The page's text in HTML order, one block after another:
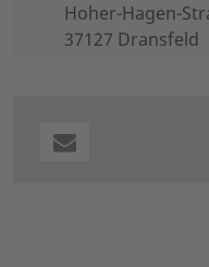
Hoher-Hagen-
37127 Dransfeld